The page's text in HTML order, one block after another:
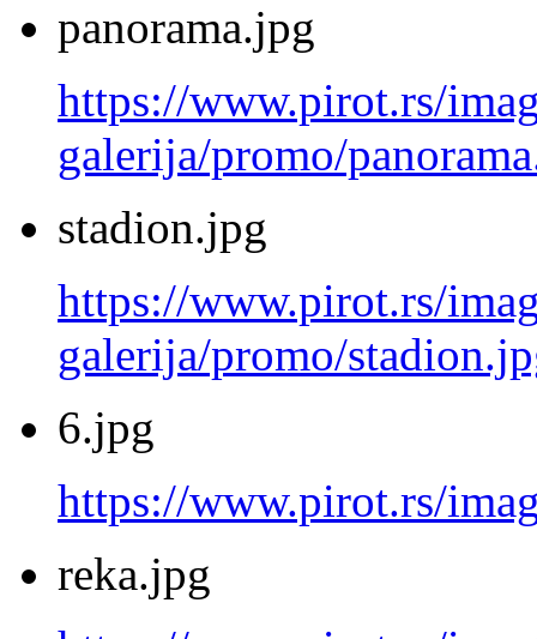
panorama.jpg
https://www.pirot.rs/
galerija/promo/
stadion.jpg
https://www.pirot.rs/
galerija/promo/
6.jpg
https://www.pirot.rs/
reka.jpg